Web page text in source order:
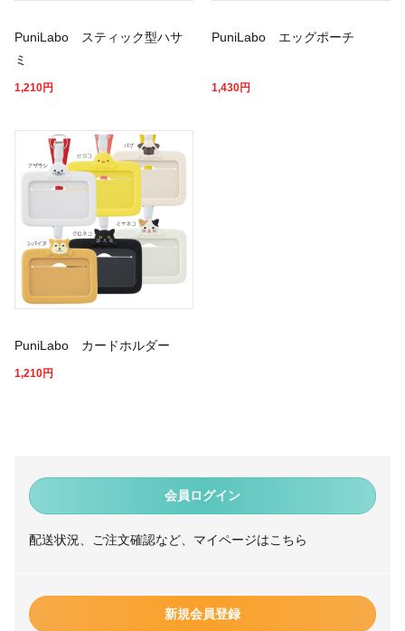
会員ログイン
配送状況、ご注文確認など、マイページはこちら
新規会員登録
PuniLabo スティック型ハサ
ミ
1,210円
PuniLabo エッグポーチ
1,430円
PuniLabo カードホルダー
1,210円